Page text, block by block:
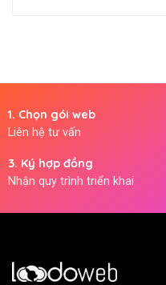
1. Chọn gói web
Liên hệ tư vấn
3. Ký hợp đồng
Nhận quy trình triển khai